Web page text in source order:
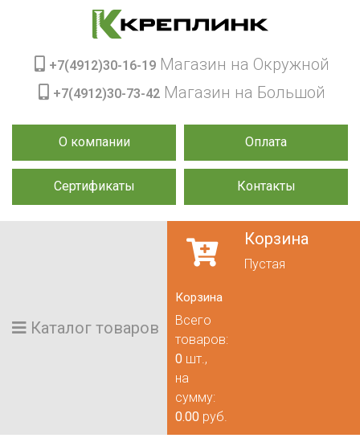
О компании Оплата
Сертификаты Контакты
+7(4912)30-16-19 Магазин на Окружной
+7(4912)30-73-42 Магазин на Большой
Каталог товаров
Корзина
Пустая
Корзина
Всего
товаров:
0 шт.,
на
сумму:
0.00 руб.